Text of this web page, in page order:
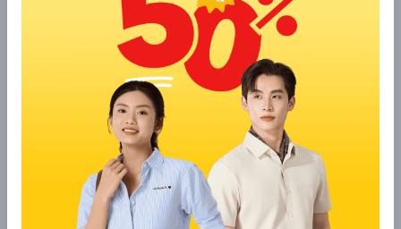
2.7 Quần âu nam trend đai lưng
Chiếc đai lưng cách điệu không chỉ tạo điểm nhấn thời thượng
mà còn thể hiện sự phá cách trong phong cách thời trang của
bạn. Mẫu quần này phù hợp với những chàng trai không ngại
thử nghiệm và thể hiện cái tôi riêng.